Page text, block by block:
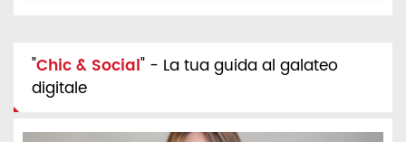
"Chic & Social" - La tua guida al galateo
digitale